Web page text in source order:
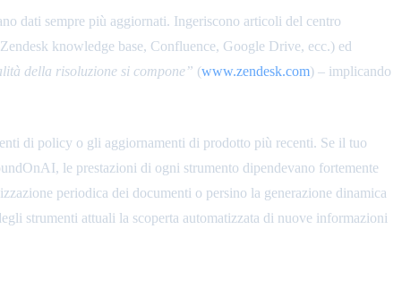
dati sempre più aggiornati. Ingeriscono articoli del centro
knowledge base, Confluence, Google Drive, ecc.) ed
della risoluzione si compone” (www.zendesk.com) – implicando
di policy o gli aggiornamenti di prodotto più recenti. Se il tuo
le prestazioni di ogni strumento dipendevano fortemente
periodica dei documenti o persino la generazione dinamica
strumenti attuali la scoperta automatizzata di nuove informazioni